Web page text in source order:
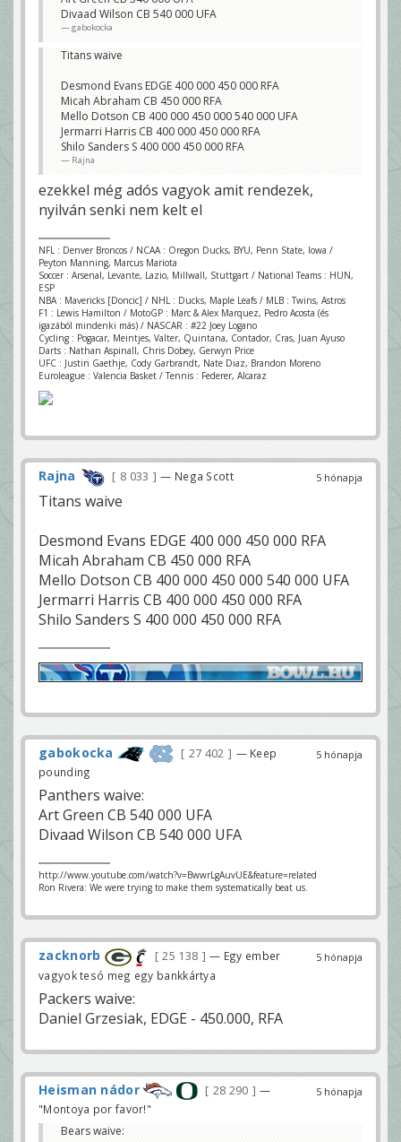
Divaad Wilson CB 540 000 UFA
gabokocka
Titans waive
Desmond Evans EDGE 400 000 450 000 RFA
Micah Abraham CB 450 000 RFA
Mello Dotson CB 400 000 450 000 540 000 UFA
Jermarri Harris CB 400 000 450 000 RFA
Shilo Sanders S 400 000 450 000 RFA
Rajna
ezekkel még adós vagyok amit rendezek,
nyilván senki nem kelt el
NFL : Denver Broncos / NCAA : Oregon Ducks, BYU, Penn State, Iowa /
Peyton Manning, Marcus Mariota
Soccer : Arsenal, Levante, Lazio, Millwall, Stuttgart / National Teams : HUN,
ESP
NBA : Mavericks [Doncic] / NHL : Ducks, Maple Leafs / MLB : Twins, Astros
F1 : Lewis Hamilton / MotoGP : Marc & Alex Marquez, Pedro Acosta (és
igazából mindenki más) / NASCAR : #22 Joey Logano
Cycling : Pogacar, Meintjes, Valter, Quintana, Contador, Cras, Juan Ayuso
Darts : Nathan Aspinall, Chris Dobey, Gerwyn Price
UFC : Justin Gaethje, Cody Garbrandt, Nate Diaz, Brandon Moreno
Euroleague : Valencia Basket / Tennis : Federer, Alcaraz
5 hónapja
Rajna 8 033 — Nega Scott
Titans waive
Desmond Evans EDGE 400 000 450 000 RFA
Micah Abraham CB 450 000 RFA
Mello Dotson CB 400 000 450 000 540 000 UFA
Jermarri Harris CB 400 000 450 000 RFA
Shilo Sanders S 400 000 450 000 RFA
5 hónapja
gabokocka 27 402
— Keep
pounding
Panthers waive:
Art Green CB 540 000 UFA
Divaad Wilson CB 540 000 UFA
http://www.youtube.com/watch?v=BwwrLgAuvUE&feature=related
Ron Rivera: We were trying to make them systematically beat us.
5 hónapja
zacknorb 25 138
— Egy ember
vagyok tesó meg egy bankkártya
Packers waive:
Daniel Grzesiak, EDGE - 450.000, RFA
5 hónapja
Heisman nádor 28 290
—
"Montoya por favor!"
Bears waive: